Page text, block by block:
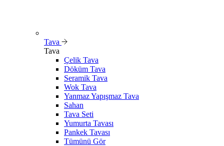
Tava
Tava
Çelik Tava
Döküm Tava
Seramik Tava
Wok Tava
Yanmaz Yapışmaz Tava
Sahan
Tava Seti
Yumurta Tavası
Pankek Tavası
Tümünü Gör